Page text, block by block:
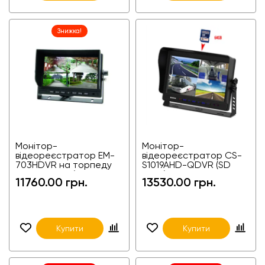
Знижка!
Монітор-
відеореєстратор EM-
703HDVR на торпеду
на 4 камери (4-
канальний) для фур,
11760.00 грн.
Купити
Монітор-
відеореєстратор CS-
S1019AHD-QDVR (SD
Type) 10 дюймів на 4
камери (4-канальний) з
13530.00 грн.
Купити